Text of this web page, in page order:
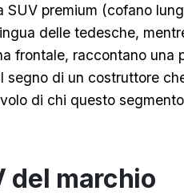
premium (cofano
delle tedesche,
frontale, raccontano una
segno di un costruttore
di chi questo
del marchio